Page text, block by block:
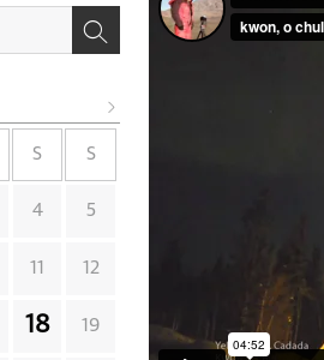
S S
4 5
11 12
18 19